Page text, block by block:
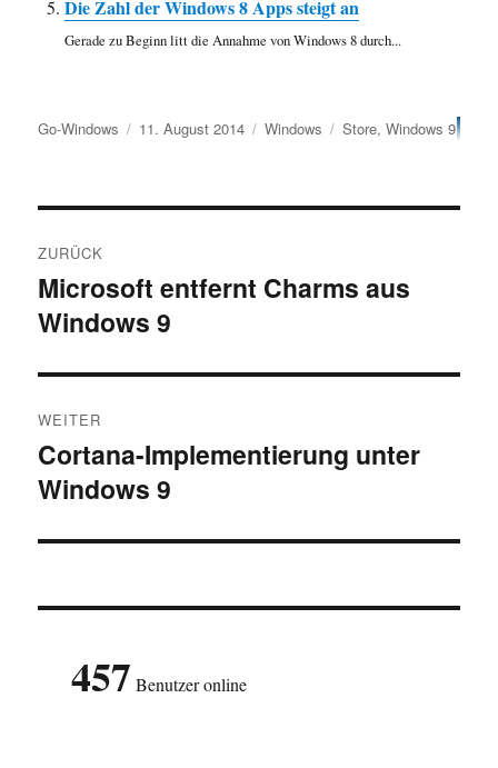
Die Zahl der Windows 8 Apps steigt an
Gerade zu Beginn litt die Annahme von Windows 8 durch...
Autor
Go-Windows
Veröffentlicht
11. August 2014 Kategorien
Windows Schlagwörter
Store,Windows 9
ZURÜCK
Vorheriger
Beitrag:
Microsoft entfernt Charms aus
Windows 9
WEITER
Nächster
Beitrag:
Cortana-Implementierung unter
Windows 9
457 Benutzer online